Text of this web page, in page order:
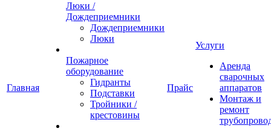
Главная
Люки /
Дождеприемники
Дождеприемники
Люки
Пожарное
оборудование
Гидранты
Подставки
Тройники /
крестовины
Прайс
Услуги
Аренда
сварочных
аппаратов
Монтаж и
ремонт